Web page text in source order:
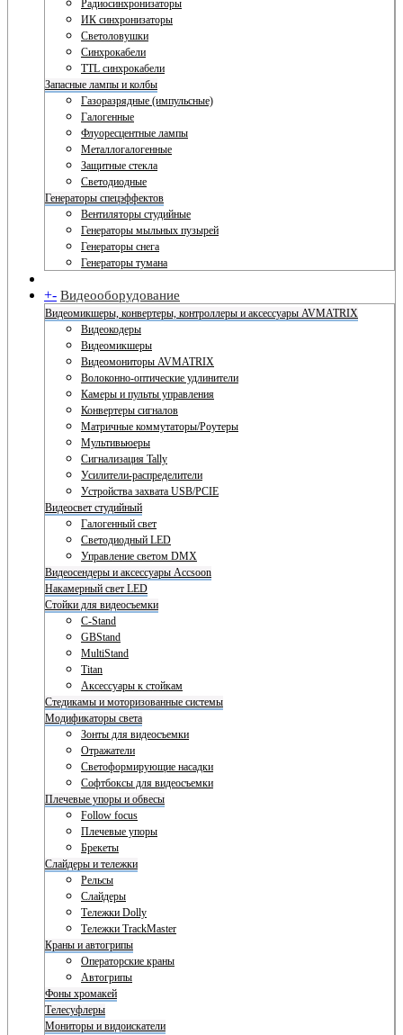
Радиосинхронизаторы
ИК синхронизаторы
Светоловушки
Синхрокабели
TTL синхрокабели
Запасные лампы и колбы
Газоразрядные (импульсные)
Галогенные
Флуоресцентные лампы
Металлогалогенные
Защитные стекла
Светодиодные
Генераторы спецэффектов
Вентиляторы студийные
Генераторы мыльных пузырей
Генераторы снега
Генераторы тумана
+- Видеооборудование
Видеомикшеры, конвертеры, контроллеры и аксессуары AVMATRIX
Видеокодеры
Видеомикшеры
Видеомониторы AVMATRIX
Волоконно-оптические удлинители
Камеры и пульты управления
Конвертеры сигналов
Матричные коммутаторы/Роутеры
Мультивьюеры
Сигнализация Tally
Усилители-распределители
Устройства захвата USB/PCIE
Видеосвет студийный
Галогенный свет
Светодиодный LED
Управление светом DMX
Видеосендеры и аксессуары Accsoon
Накамерный свет LED
Стойки для видеосъемки
C-Stand
GBStand
MultiStand
Titan
Аксессуары к стойкам
Стедикамы и моторизованные системы
Модификаторы света
Зонты для видеосъемки
Отражатели
Светоформирующие насадки
Софтбоксы для видеосъемки
Плечевые упоры и обвесы
Follow focus
Плечевые упоры
Брекеты
Слайдеры и тележки
Рельсы
Слайдеры
Тележки Dolly
Тележки TrackMaster
Краны и автогрипы
Операторские краны
Автогрипы
Фоны хромакей
Телесуфлеры
Мониторы и видоискатели